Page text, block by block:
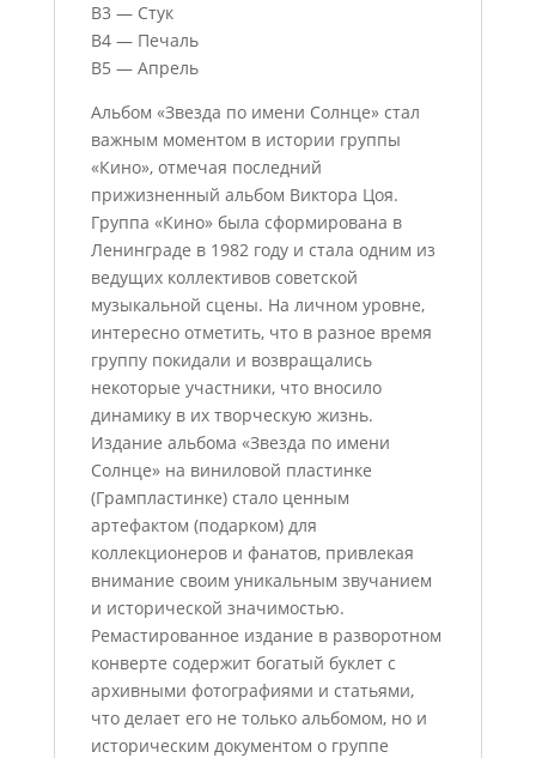
B3 — Стук
B4 — Печаль
B5 — Апрель
Альбом «Звезда по имени Солнце» стал
важным моментом в истории группы
«Кино», отмечая последний
прижизненный альбом Виктора Цоя.
Группа «Кино» была сформирована в
Ленинграде в 1982 году и стала одним из
ведущих коллективов советской
музыкальной сцены. На личном уровне,
интересно отметить, что в разное время
группу покидали и возвращались
некоторые участники, что вносило
динамику в их творческую жизнь.
Издание альбома «Звезда по имени
Солнце» на виниловой пластинке
(Грампластинке) стало ценным
артефактом (подарком) для
коллекционеров и фанатов, привлекая
внимание своим уникальным звучанием
и исторической значимостью.
Ремастированное издание в разворотном
конверте содержит богатый буклет с
архивными фотографиями и статьями,
что делает его не только альбомом, но и
историческим документом о группе